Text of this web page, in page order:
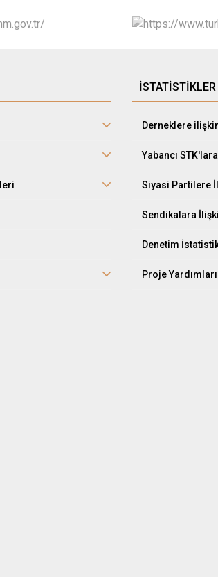
İSTATİSTİKLER
Derneklere
Yabancı
Siyasi Partilere
Sendikalara
Denetim
Proje